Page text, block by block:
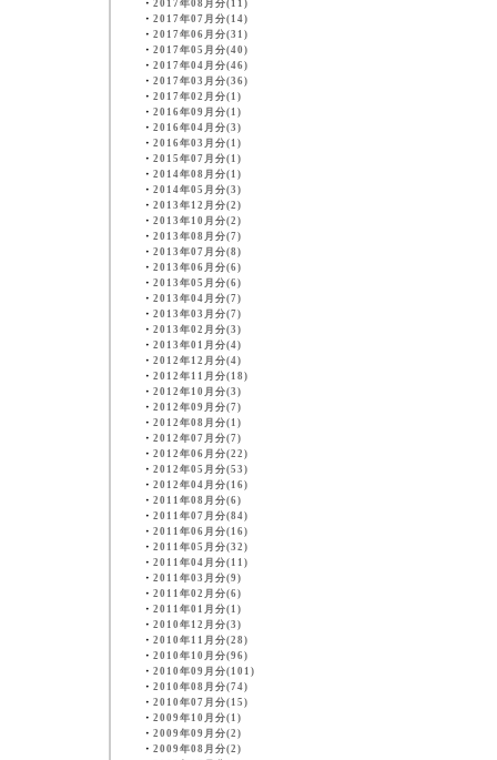
・ 2017年08月分(11)
・ 2017年07月分(14)
・ 2017年06月分(31)
・ 2017年05月分(40)
・ 2017年04月分(46)
・ 2017年03月分(36)
・ 2017年02月分(1)
・ 2016年09月分(1)
・ 2016年04月分(3)
・ 2016年03月分(1)
・ 2015年07月分(1)
・ 2014年08月分(1)
・ 2014年05月分(3)
・ 2013年12月分(2)
・ 2013年10月分(2)
・ 2013年08月分(7)
・ 2013年07月分(8)
・ 2013年06月分(6)
・ 2013年05月分(6)
・ 2013年04月分(7)
・ 2013年03月分(7)
・ 2013年02月分(3)
・ 2013年01月分(4)
・ 2012年12月分(4)
・ 2012年11月分(18)
・ 2012年10月分(3)
・ 2012年09月分(7)
・ 2012年08月分(1)
・ 2012年07月分(7)
・ 2012年06月分(22)
・ 2012年05月分(53)
・ 2012年04月分(16)
・ 2011年08月分(6)
・ 2011年07月分(84)
・ 2011年06月分(16)
・ 2011年05月分(32)
・ 2011年04月分(11)
・ 2011年03月分(9)
・ 2011年02月分(6)
・ 2011年01月分(1)
・ 2010年12月分(3)
・ 2010年11月分(28)
・ 2010年10月分(96)
・ 2010年09月分(101)
・ 2010年08月分(74)
・ 2010年07月分(15)
・ 2009年10月分(1)
・ 2009年09月分(2)
・ 2009年08月分(2)